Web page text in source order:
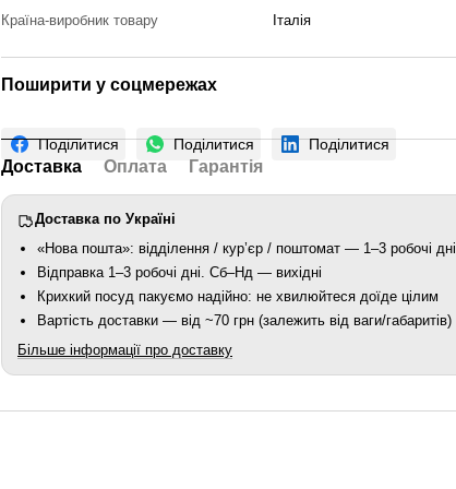
Країна-виробник товару Італія
Поширити у соцмережах
Поділитися Поділитися Поділитися
Доставка Оплата Гарантія
Доставка по Україні
«Нова пошта»: відділення / кур’єр / поштомат — 1–3 робочі дні
Відправка 1–3 робочі дні. Сб–Нд — вихідні
Крихкий посуд пакуємо надійно: не хвилюйтеся доїде цілим
Вартість доставки — від ~70 грн (залежить від ваги/габаритів)
Більше інформації про доставку